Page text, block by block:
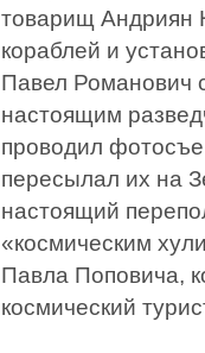
товарищ Андриян
кораблей и
Павел Романович
настоящим
проводил
пересылал их на
настоящий
«космическим
Павла Поповича,
космический